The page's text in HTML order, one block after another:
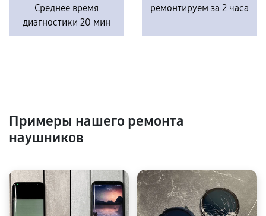
Среднее время
диагностики 20 мин
ремонтируем за 2 часа
Примеры нашего ремонта
наушников